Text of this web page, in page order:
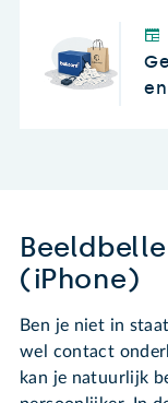
(iPhone)
Ben je niet in
wel contact
kan je natuurlijk